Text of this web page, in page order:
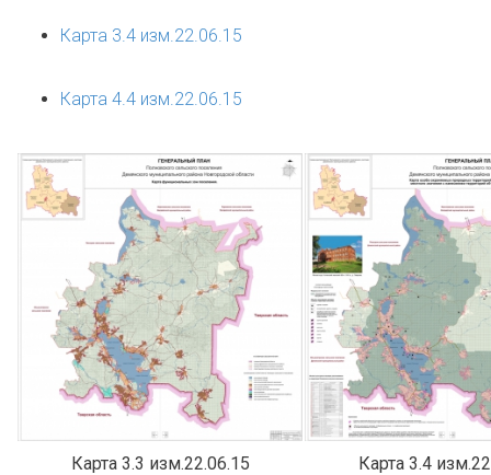
Карта 3.4 изм.22.06.15
Карта 4.4 изм.22.06.15
Карта 3.3 изм.22.06.15 Карта 3.4